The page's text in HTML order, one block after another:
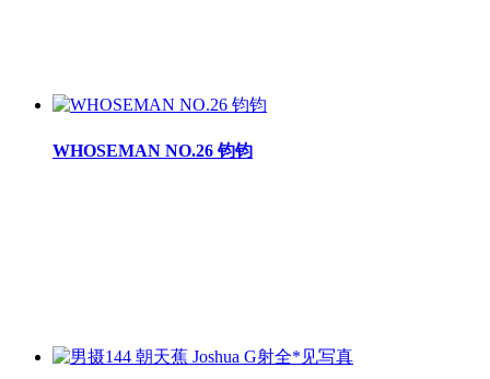
WHOSEMAN NO.26 钧钧